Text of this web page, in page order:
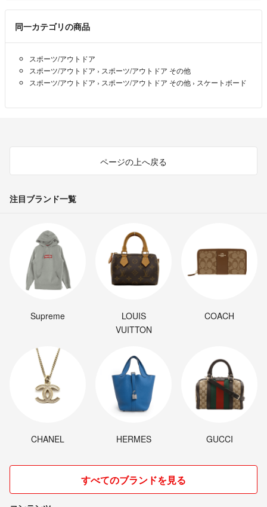
同一カテゴリの商品
スポーツ/アウトドア
スポーツ/アウトドア › スポーツ/アウトドア その他
スポーツ/アウトドア › スポーツ/アウトドア その他 › スケートボード
ページの上へ戻る
注目ブランド一覧
Supreme
LOUIS
VUITTON
COACH
CHANEL HERMES GUCCI
すべてのブランドを見る